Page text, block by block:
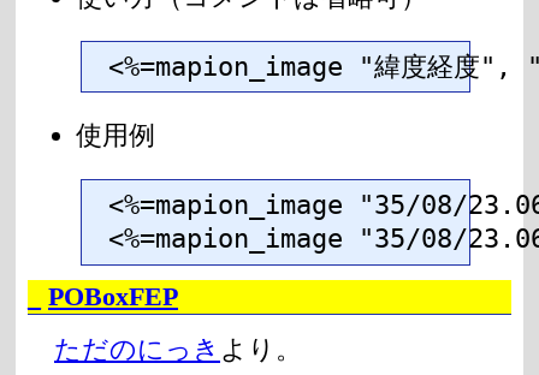
<%=mapion_image "緯度経度",
使用例
<%=mapion_image "35/08/
<%=mapion_image "35/08/
POBoxFEP
ただのにっき より。